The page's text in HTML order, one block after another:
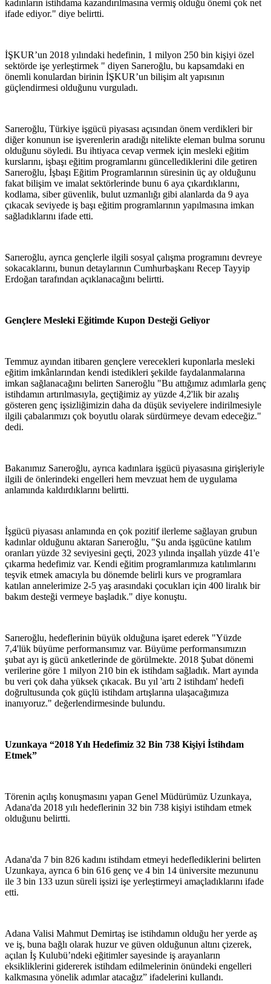
kadınların istihdama kazandırılmasına vermiş olduğu önemi çok net
ifade ediyor." diye belirtti.
İŞKUR’un 2018 yılındaki hedefinin, 1 milyon 250 bin kişiyi özel
sektörde işe yerleştirmek " diyen Sarıeroğlu, bu kapsamdaki en
önemli konulardan birinin İŞKUR’un bilişim alt yapısının
güçlendirmesi olduğunu vurguladı.
Sarıeroğlu, Türkiye işgücü piyasası açısından önem verdikleri bir
diğer konunun ise işverenlerin aradığı nitelikte eleman bulma sorunu
olduğunu söyledi. Bu ihtiyaca cevap vermek için mesleki eğitim
kurslarını, işbaşı eğitim programlarını güncellediklerini dile getiren
Sarıeroğlu, İşbaşı Eğitim Programlarının süresinin üç ay olduğunu
fakat bilişim ve imalat sektörlerinde bunu 6 aya çıkardıklarını,
kodlama, siber güvenlik, bulut uzmanlığı gibi alanlarda da 9 aya
çıkacak seviyede iş başı eğitim programlarının yapılmasına imkan
sağladıklarını ifade etti.
Sarıeroğlu, ayrıca gençlerle ilgili sosyal çalışma programını devreye
sokacaklarını, bunun detaylarının Cumhurbaşkanı Recep Tayyip
Erdoğan tarafından açıklanacağını belirtti.
Gençlere Mesleki Eğitimde Kupon Desteği Geliyor
Temmuz ayından itibaren gençlere verecekleri kuponlarla mesleki
eğitim imkânlarından kendi istedikleri şekilde faydalanmalarına
imkan sağlanacağını belirten Sarıeroğlu "Bu attığımız adımlarla genç
istihdamın artırılmasıyla, geçtiğimiz ay yüzde 4,2'lik bir azalış
gösteren genç işsizliğimizin daha da düşük seviyelere indirilmesiyle
ilgili çabalarımızı çok boyutlu olarak sürdürmeye devam edeceğiz."
dedi.
Bakanımız Sarıeroğlu, ayrıca kadınlara işgücü piyasasına girişleriyle
ilgili de önlerindeki engelleri hem mevzuat hem de uygulama
anlamında kaldırdıklarını belirtti.
İşgücü piyasası anlamında en çok pozitif ilerleme sağlayan grubun
kadınlar olduğunu aktaran Sarıeroğlu, "Şu anda işgücüne katılım
oranları yüzde 32 seviyesini geçti, 2023 yılında inşallah yüzde 41'e
çıkarma hedefimiz var. Kendi eğitim programlarımıza katılımlarını
teşvik etmek amacıyla bu dönemde belirli kurs ve programlara
katılan annelerimize 2-5 yaş arasındaki çocukları için 400 liralık bir
bakım desteği vermeye başladık." diye konuştu.
Sarıeroğlu, hedeflerinin büyük olduğuna işaret ederek "Yüzde
7,4'lük büyüme performansımız var. Büyüme performansımızın
şubat ayı iş gücü anketlerinde de görülmekte. 2018 Şubat dönemi
verilerine göre 1 milyon 210 bin ek istihdam sağladık. Mart ayında
bu veri çok daha yüksek çıkacak. Bu yıl 'artı 2 istihdam' hedefi
doğrultusunda çok güçlü istihdam artışlarına ulaşacağımıza
inanıyoruz." değerlendirmesinde bulundu.
Uzunkaya “2018 Yılı Hedefimiz 32 Bin 738 Kişiyi İstihdam
Etmek”
Törenin açılış konuşmasını yapan Genel Müdürümüz Uzunkaya,
Adana'da 2018 yılı hedeflerinin 32 bin 738 kişiyi istihdam etmek
olduğunu belirtti.
Adana'da 7 bin 826 kadını istihdam etmeyi hedeflediklerini belirten
Uzunkaya, ayrıca 6 bin 616 genç ve 4 bin 14 üniversite mezununu
ile 3 bin 133 uzun süreli işsizi işe yerleştirmeyi amaçladıklarını ifade
etti.
Adana Valisi Mahmut Demirtaş ise istihdamın olduğu her yerde aş
ve iş, buna bağlı olarak huzur ve güven olduğunun altını çizerek,
açılan İş Kulubü’ndeki eğitimler sayesinde iş arayanların
eksikliklerini gidererek istihdam edilmelerinin önündeki engelleri
kalkmasına yönelik adımlar atacağız” ifadelerini kullandı.